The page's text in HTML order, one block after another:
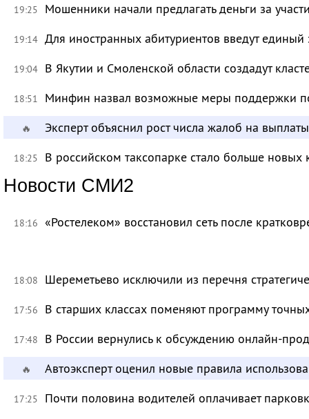
19:25 Мошенники начали предлагать деньги за
19:14 Для иностранных абитуриентов введут
19:04 В Якутии и Смоленской области создадут
18:51 Минфин назвал возможные меры поддержки
🔥 Эксперт объяснил рост числа жалоб на
18:25 В российском таксопарке стало больше новых
Новости СМИ2
18:16 «Ростелеком» восстановил сеть после
18:08 Шереметьево исключили из перечня
17:56 В старших классах поменяют программу
17:48 В России вернулись к обсуждению онлайн-
🔥 Автоэксперт оценил новые правила
17:25 Почти половина водителей оплачивает